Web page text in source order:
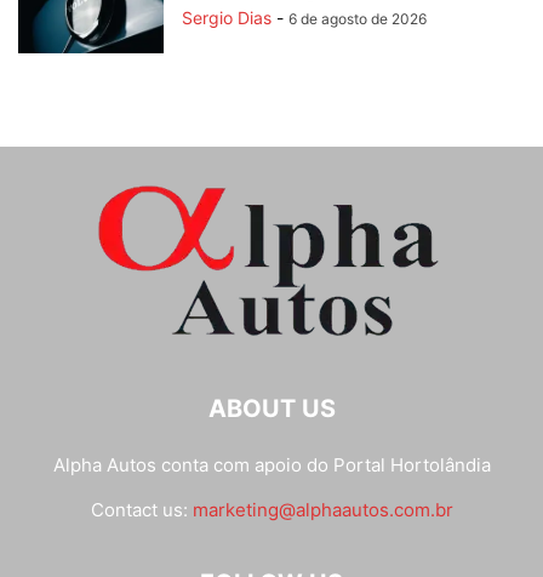
Sergio Dias - 6 de agosto de 2026
ABOUT US
Alpha Autos conta com apoio do Portal Hortolândia
Contact us: marketing@alphaautos.com.br